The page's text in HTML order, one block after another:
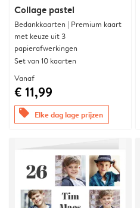
Collage pastel
Bedankkaarten | Premium kaart
met keuze uit 3
papierafwerkingen
Set van 10 kaarten
Vanaf
€ 11,99
offers Elke dag lage prijzen